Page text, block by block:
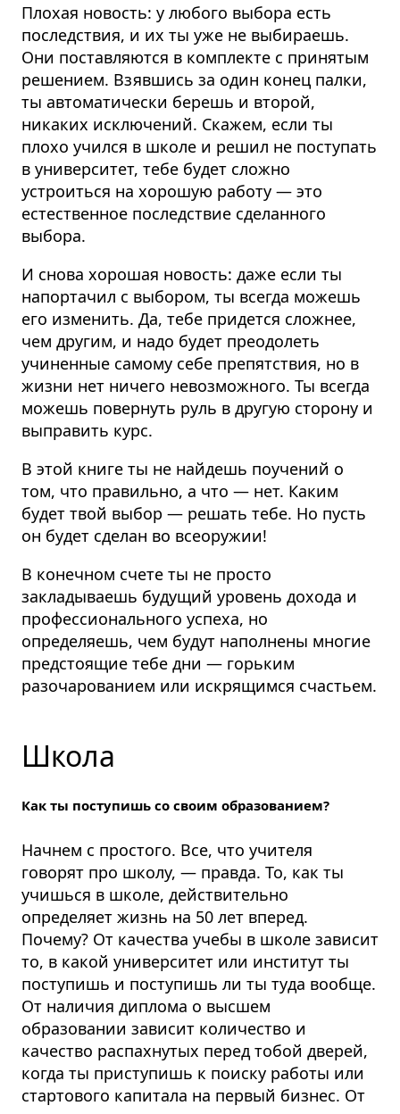
Плохая новость: у любого выбора есть
последствия, и их ты уже не выбираешь.
Они поставляются в комплекте с принятым
решением. Взявшись за один конец палки,
ты автоматически берешь и второй,
никаких исключений. Скажем, если ты
плохо учился в школе и решил не поступать
в университет, тебе будет сложно
устроиться на хорошую работу — это
естественное последствие сделанного
выбора.
И снова хорошая новость: даже если ты
напортачил с выбором, ты всегда можешь
его изменить. Да, тебе придется сложнее,
чем другим, и надо будет преодолеть
учиненные самому себе препятствия, но в
жизни нет ничего невозможного. Ты всегда
можешь повернуть руль в другую сторону и
выправить курс.
В этой книге ты не найдешь поучений о
том, что правильно, а что — нет. Каким
будет твой выбор — решать тебе. Но пусть
он будет сделан во всеоружии!
В конечном счете ты не просто
закладываешь будущий уровень дохода и
профессионального успеха, но
определяешь, чем будут наполнены многие
предстоящие тебе дни — горьким
разочарованием или искрящимся счастьем.
Школа
Как ты поступишь со своим образованием?
Начнем с простого. Все, что учителя
говорят про школу, — правда. То, как ты
учишься в школе, действительно
определяет жизнь на 50 лет вперед.
Почему? От качества учебы в школе зависит
то, в какой университет или институт ты
поступишь и поступишь ли ты туда вообще.
От наличия диплома о высшем
образовании зависит количество и
качество распахнутых перед тобой дверей,
когда ты приступишь к поиску работы или
стартового капитала на первый бизнес. От